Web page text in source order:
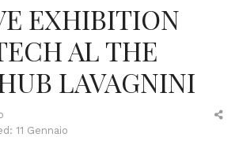
EXHIBITION
AL THE
LAVAGNINI
11 Gennaio